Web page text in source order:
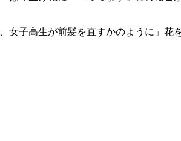
子高生が前髪を直すかのように」花